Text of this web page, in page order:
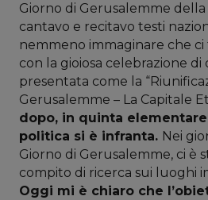
Giorno di Gerusalemme della
cantavo e recitavo testi
nemmeno immaginare che
con la gioiosa celebrazione
presentata come la
Gerusalemme – La Capitale
dopo, in quinta
politica si è infranta. Nei
Giorno di Gerusalemme, ci è
compito di ricerca sui luoghi
Oggi mi è chiaro che